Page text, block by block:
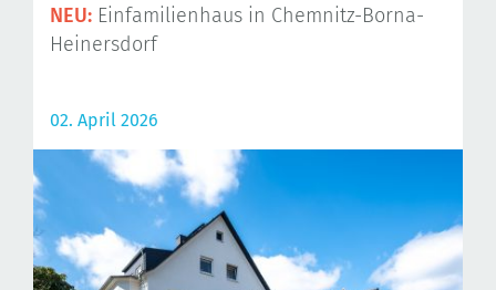
NEU: Einfamilienhaus in Chemnitz-Borna-
Heinersdorf
02. April 2026